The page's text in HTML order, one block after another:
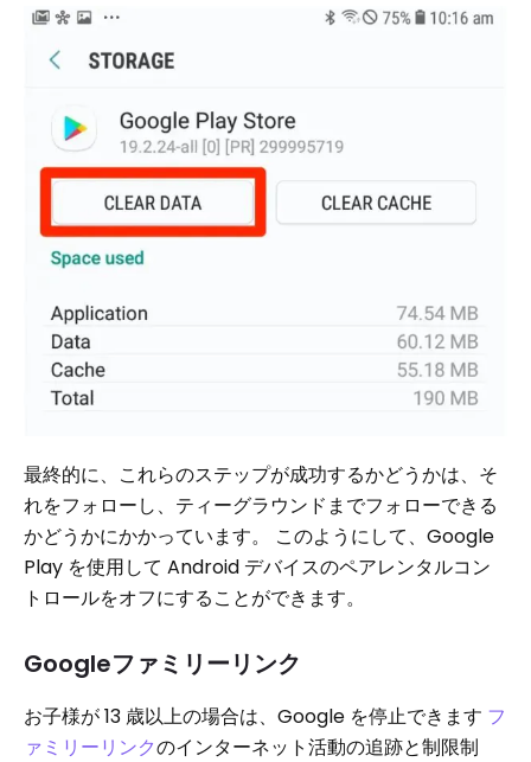
最終的に、これらのステップが成功するかどうかは、そ
れをフォローし、ティーグラウンドまでフォローできる
かどうかにかかっています。 このようにして、Google
Play を使用して Android デバイスのペアレンタルコン
トロールをオフにすることができます。
Googleファミリーリンク
お子様が 13 歳以上の場合は、Google を停止できます フ
ァミリーリンクのインターネット活動の追跡と制限制